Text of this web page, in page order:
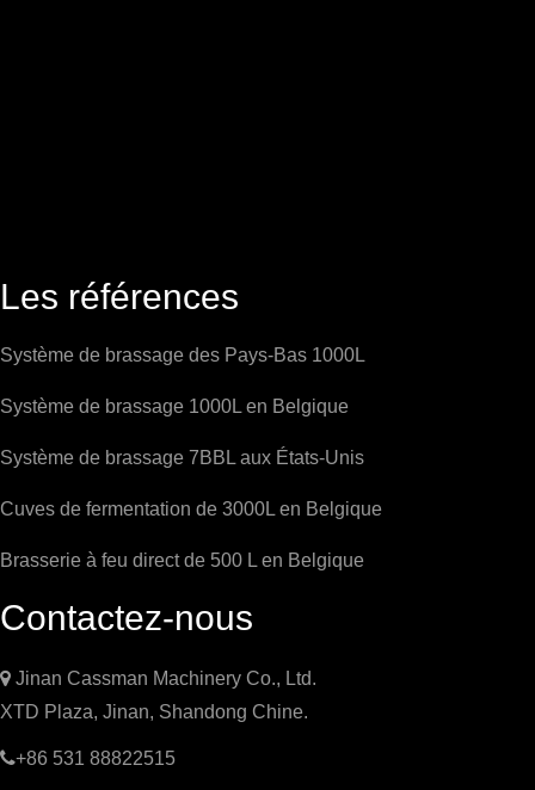
Les références
Système de brassage des Pays-Bas 1000L
Système de brassage 1000L en Belgique
Système de brassage 7BBL aux États-Unis
Cuves de fermentation de 3000L en Belgique
Brasserie à feu direct de 500 L en Belgique
Contactez-nous
 Jinan Cassman Machinery Co., Ltd.
XTD Plaza, Jinan, Shandong Chine.
+86 531 88822515